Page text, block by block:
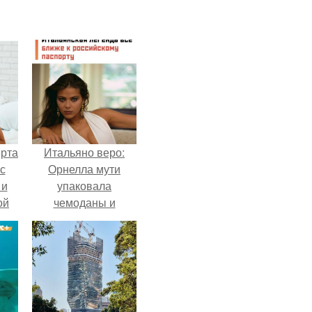
Итальяно веро:
Орнелла мути
упаковала
чемоданы и
готовится
обзавестись
красным
паспортом.